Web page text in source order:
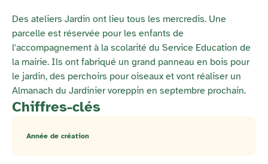
Des ateliers Jardin ont lieu tous les mercredis. Une
parcelle est réservée pour les enfants de
l'accompagnement à la scolarité du Service Education de
la mairie. Ils ont fabriqué un grand panneau en bois pour
le jardin, des perchoirs pour oiseaux et vont réaliser un
Almanach du Jardinier voreppin en septembre prochain.
Chiffres-clés
Année de création